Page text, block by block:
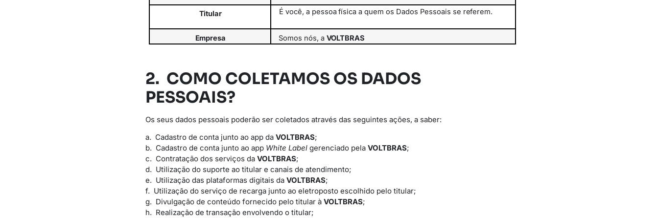
Titular É você, a pessoa física a quem os Dados Pessoais se referem.
Empresa Somos nós, a VOLTBRAS
2. COMO COLETAMOS OS DADOS
PESSOAIS?
Os seus dados pessoais poderão ser coletados através das seguintes ações, a saber:
a. Cadastro de conta junto ao app da VOLTBRAS;
b. Cadastro de conta junto ao app White Label gerenciado pela VOLTBRAS;
c. Contratação dos serviços da VOLTBRAS;
d. Utilização do suporte ao titular e canais de atendimento;
e. Utilização das plataformas digitais da VOLTBRAS;
f. Utilização do serviço de recarga junto ao eletroposto escolhido pelo titular;
g. Divulgação de conteúdo fornecido pelo titular à VOLTBRAS;
h. Realização de transação envolvendo o titular;